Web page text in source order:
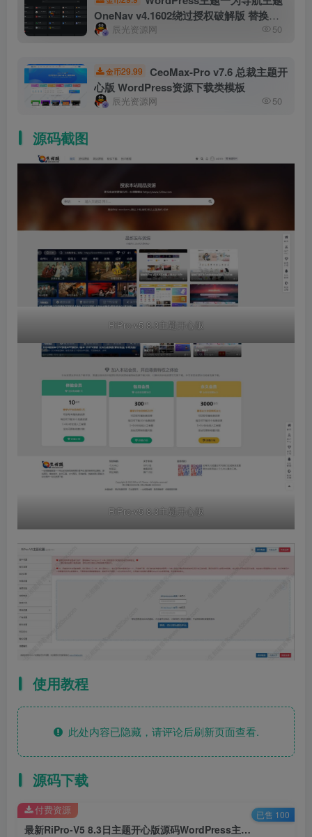
OneNav v4.1602绕过授权破解版 替换自
带一为热榜接口无需激活码 一为主题开心
辰光资源网 50
金币29.99
CeoMax-Pro v7.6 总裁主题开
心版 WordPress资源下载类模板
辰光资源网 50
源码截图
RiPro-v5 8.3主题开心版
RiPro-v5 8.3主题开心版
使用教程
此处内容已隐藏，请评论后刷新页面查看.
源码下载
最新RiPro-V5 8.3日主题开心版源码WordPress主题绕授权版附激活教程
付费资源 已售 100